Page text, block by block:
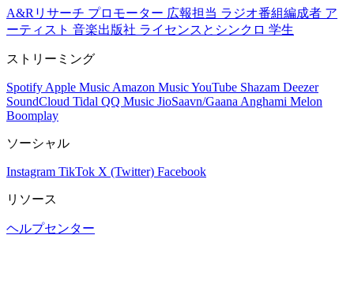
A&Rリサーチ プロモーター 広報担当 ラジオ番組編成者 ア
ーティスト 音楽出版社 ライセンスとシンクロ 学生
ストリーミング
Spotify Apple Music Amazon MusicYouTube Shazam Deezer
SoundCloud Tidal QQ Music JioSaavn/Gaana Anghami Melon
Boomplay
ソーシャル
Instagram TikTok X (Twitter) Facebook
リソース
ヘルプセンター